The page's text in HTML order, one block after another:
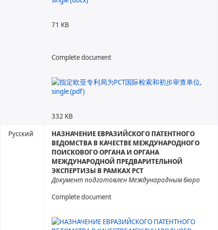
71 KB
Complete document
332 KB
Русский
НАЗНАЧЕНИЕ ЕВРАЗИЙСКОГО ПАТЕНТНОГО
ВЕДОМСТВА В КАЧЕСТВЕ МЕЖДУНАРОДНОГО
ПОИСКОВОГО ОРГАНА И ОРГАНА
МЕЖДУНАРОДНОЙ ПРЕДВАРИТЕЛЬНОЙ
ЭКСПЕРТИЗЫ В РАМКАХ РСТ
Документ подготовлен Международным бюро
Complete document